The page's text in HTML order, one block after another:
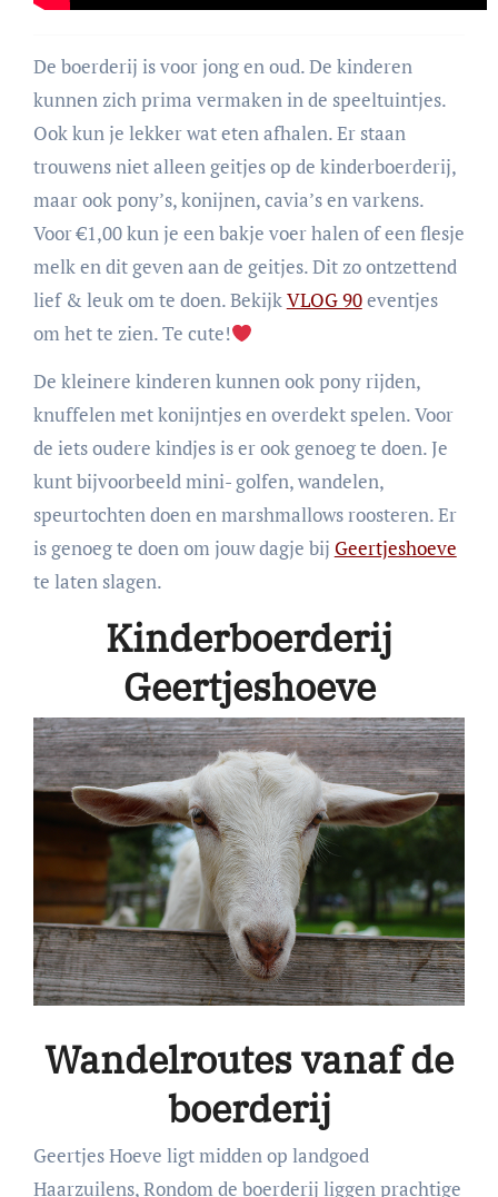
De boerderij is voor jong en oud. De kinderen
kunnen zich prima vermaken in de speeltuintjes.
Ook kun je lekker wat eten afhalen. Er staan
trouwens niet alleen geitjes op de kinderboerderij,
maar ook pony’s, konijnen, cavia’s en varkens.
Voor €1,00 kun je een bakje voer halen of een flesje
melk en dit geven aan de geitjes. Dit zo ontzettend
lief & leuk om te doen. BekijkVLOG 90eventjes
om het te zien. Te cute!
De kleinere kinderen kunnen ook pony rijden,
knuffelen met konijntjes en overdekt spelen. Voor
de iets oudere kindjes is er ook genoeg te doen. Je
kunt bijvoorbeeld mini- golfen, wandelen,
speurtochten doen en marshmallows roosteren. Er
is genoeg te doen om jouw dagje bij Geertjeshoeve
te laten slagen.
Kinderboerderij
Geertjeshoeve
Wandelroutes vanaf de
boerderij
Geertjes Hoeve ligt midden op landgoed
Haarzuilens, Rondom de boerderij liggen prachtige